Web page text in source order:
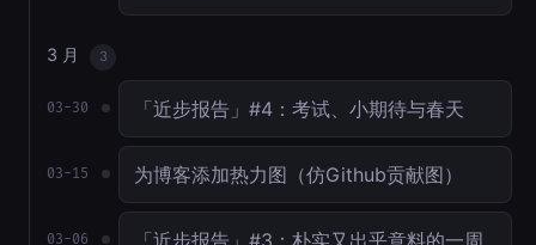
3 月 3
03-30 「近步报告」#4：考试、小期待与春天
03-15 为博客添加热力图（仿Github贡献图）
03-06 「近步报告」#3：朴实又出乎意料的一周